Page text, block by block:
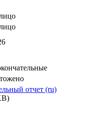
отчет (ru)